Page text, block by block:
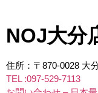
NOJ大分
住所：〒870-0028 大
TEL :097-529-7113